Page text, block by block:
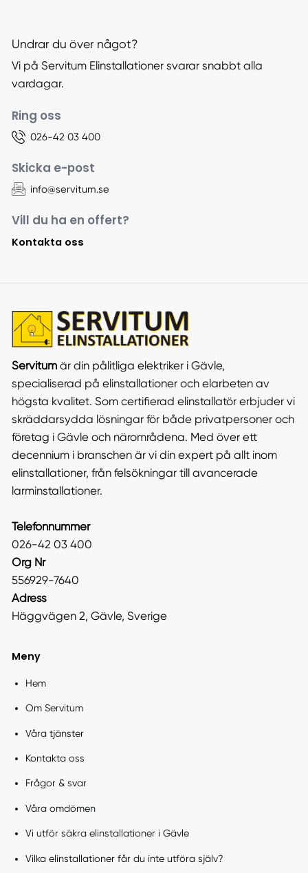
Undrar du över något?
Vi på Servitum Elinstallationer svarar snabbt alla
vardagar.
Ring oss
026-42 03 400
Skicka e-post
info@servitum.se
Vill du ha en offert?
Kontakta oss
Servitumär din pålitliga elektriker i Gävle,
specialiserad på elinstallationer och elarbeten av
högsta kvalitet. Som certifierad elinstallatör erbjuder vi
skräddarsydda lösningar för både privatpersoner och
företag i Gävle och närområdena. Med över ett
decennium i branschen är vi din expert på allt inom
elinstallationer, från felsökningar till avancerade
larminstallationer.
Telefonnummer
026-42 03 400
Org Nr
556929-7640
Adress
Häggvägen 2, Gävle, Sverige
Meny
Hem
Om Servitum
Våra tjänster
Kontakta oss
Frågor & svar
Våra omdömen
Vi utför säkra elinstallationer i Gävle
Vilka elinstallationer får du inte utföra själv?